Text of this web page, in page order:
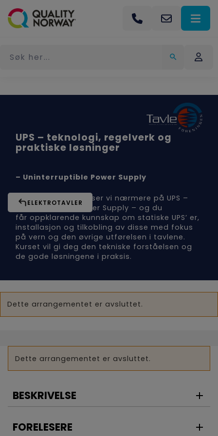
ELEKTROTAVLER
UPS – teknologi, regelverk og
praktiske løsninger
– Uninterruptible Power Supply
I dette dagskurset ser vi nærmere på UPS –
Uninterruptible Power Supply – og du
får oppklarende kunnskap om statiske UPS’ er,
installasjon og tilkobling av disse med fokus
på vern og den øvrige utførelsen i tavlene.
Kurset vil gi deg den tekniske forståelsen og
de gode løsningene i praksis.
Dette arrangementet er avsluttet.
Dette arrangementet er avsluttet.
BESKRIVELSE
Om kurset
FORELESERE